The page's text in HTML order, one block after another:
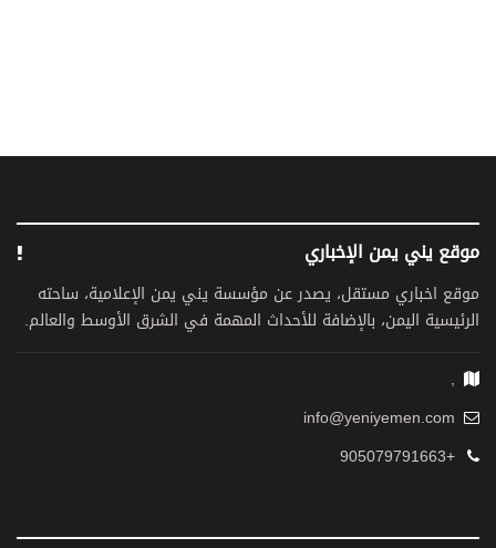
موقع يني يمن الإخباري
موقع اخباري مستقل، يصدر عن مؤسسة يني يمن الإعلامية، ساحته
الرئيسية اليمن، بالإضافة للأحداث المهمة في الشرق الأوسط والعالم.
,
info@yeniyemen.com
+905079791663